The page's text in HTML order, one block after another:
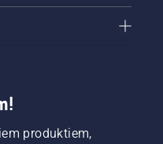
produktiem,